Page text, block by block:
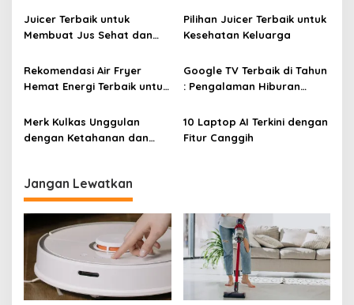
o
Juicer Terbaik untuk
Membuat Jus Sehat dan
Pilihan Juicer Terbaik untuk
Kesehatan Keluarga
Rekomendasi Air Fryer
Hemat Energi Terbaik untuk
Google TV Terbaik di Tahun
: Pengalaman Hiburan
Luas!
Merk Kulkas Unggulan
dengan Ketahanan dan
10 Laptop AI Terkini dengan
Fitur Canggih
Jangan Lewatkan